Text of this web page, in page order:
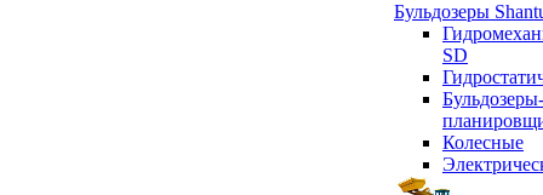
Бульдозеры
SD
Бульдозеры-
Колесные